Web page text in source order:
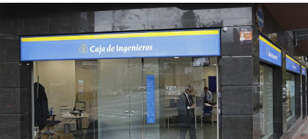
r
e
n
r
i
e
a
F
i
o
n
t